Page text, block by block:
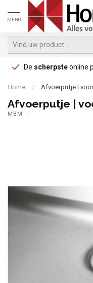
MENU
De scherpsteonline
Home / Afvoerputje |
Afvoerputje |
MBM